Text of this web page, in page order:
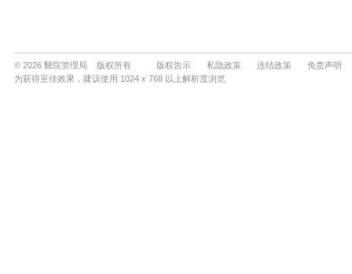
© 2026 醫院管理局 版权所有 版权告示 私隐政策 连结政策
免责声明
为获得至佳效果，建议使用 1024 x 768 以上解析度浏览